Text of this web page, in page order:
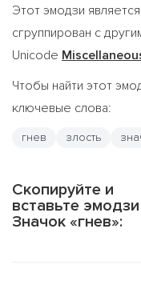
Этот эмодзи
сгруппирован с
Unicode
Чтобы найти этот
ключевые слова:
гнев злость
Скопируйте и
вставьте эмодзи
Значок «гнев»: